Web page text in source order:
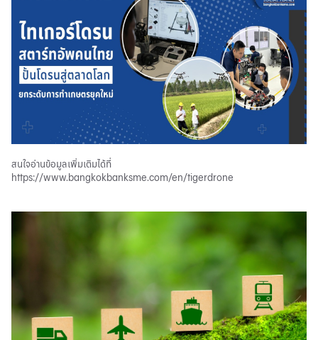
สนใจอ่านข้อมูลเพิ่มเติมได้ที่
https://www.bangkokbanksme.com/en/tigerdrone